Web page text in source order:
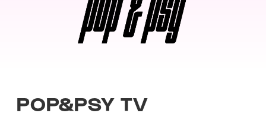
POP&PSY TV